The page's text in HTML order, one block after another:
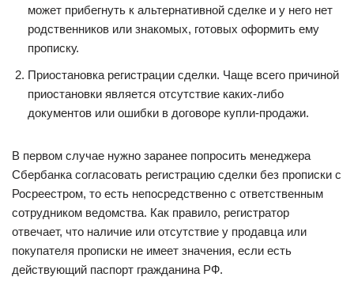
может прибегнуть к альтернативной сделке и у него нет
родственников или знакомых, готовых оформить ему
прописку.
Приостановка регистрации сделки. Чаще всего причиной
приостановки является отсутствие каких-либо
документов или ошибки в договоре купли-продажи.
В первом случае нужно заранее попросить менеджера
Сбербанка согласовать регистрацию сделки без прописки с
Росреестром, то есть непосредственно с ответственным
сотрудником ведомства. Как правило, регистратор
отвечает, что наличие или отсутствие у продавца или
покупателя прописки не имеет значения, если есть
действующий паспорт гражданина РФ.